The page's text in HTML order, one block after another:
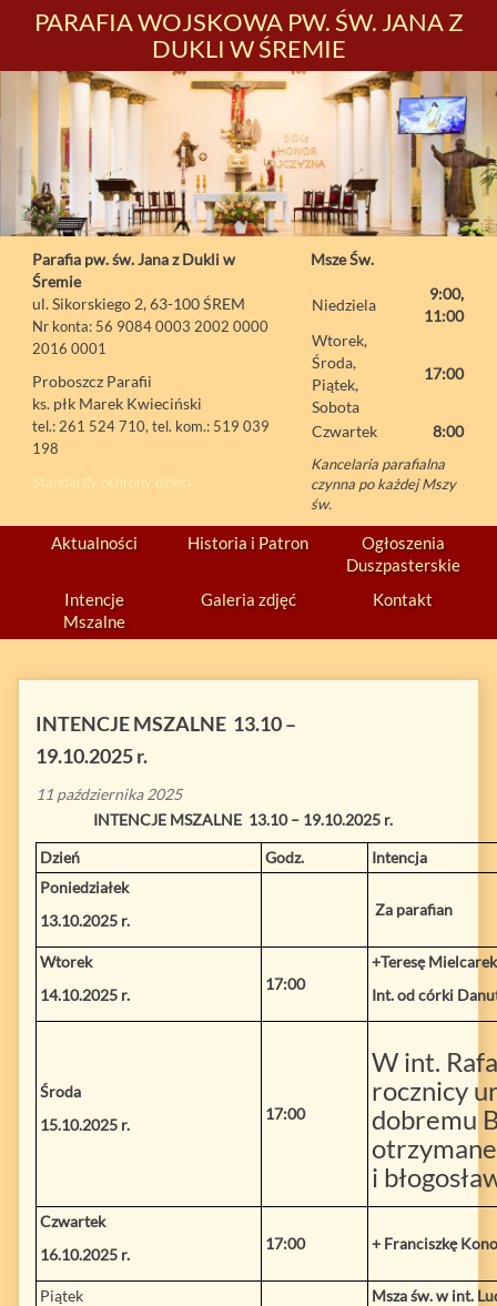
PARAFIA WOJSKOWA PW. ŚW. JANA Z
DUKLI W ŚREMIE
Parafia pw. św. Jana z Dukli w
Śremie
ul. Sikorskiego 2, 63-100 ŚREM
Nr konta: 56 9084 0003 2002 0000
2016 0001
Proboszcz Parafii
ks. płk Marek Kwieciński
tel.: 261 524 710, tel. kom.: 519 039
198
Standardy ochrony dzieci
Msze Św.
Niedziela
9:00,
11:00
Wtorek,
Środa,
Piątek,
Sobota
17:00
Czwartek 8:00
Kancelaria parafialna
czynna po każdej Mszy
św.
Aktualności Historia i Patron
Ogłoszenia
Duszpasterskie
Intencje
Mszalne
Galeria zdjęć Kontakt
INTENCJE MSZALNE 13.10 –
19.10.2025 r.
11 października 2025
INTENCJE MSZALNE 13.10 – 19.10.2025 r.
Dzień
Godz.
Intencja
Poniedziałek
13.10.2025 r.
Za parafian
Wtorek
14.10.2025 r.
17:00
+Teresę Mielcarek
Int. od córki
Środa
15.10.2025 r.
17:00
W int.
rocznicy
dobremu
i
Czwartek
16.10.2025 r.
17:00 + Franciszkę
Piątek
Msza św. w int.